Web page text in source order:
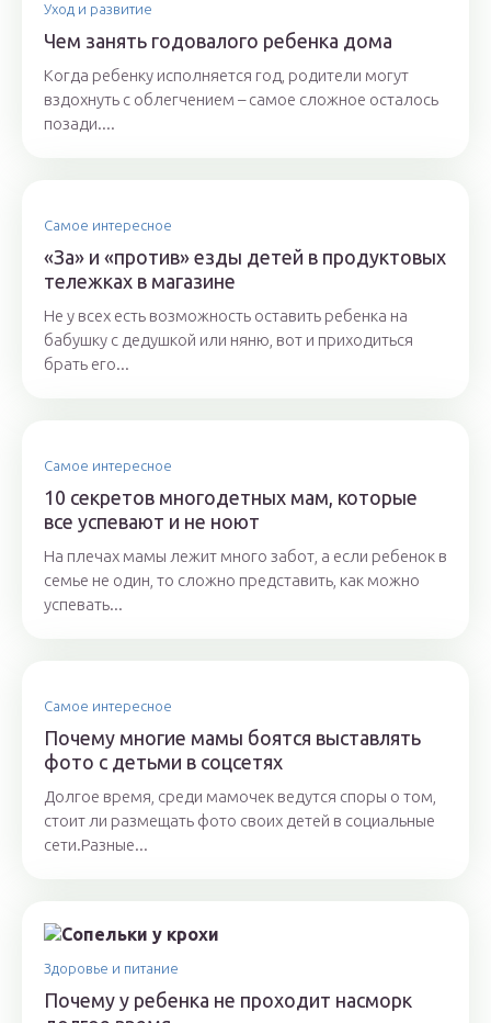
Уход и развитие
Чем занять годовалого ребенка дома
Когда ребенку исполняется год, родители могут
вздохнуть с облегчением – самое сложное осталось
позади....
Самое интересное
«За» и «против» езды детей в продуктовых
тележках в магазине
Не у всех есть возможность оставить ребенка на
бабушку с дедушкой или няню, вот и приходиться
брать его...
Самое интересное
10 секретов многодетных мам, которые
все успевают и не ноют
На плечах мамы лежит много забот, а если ребенок в
семье не один, то сложно представить, как можно
успевать...
Самое интересное
Почему многие мамы боятся выставлять
фото с детьми в соцсетях
Долгое время, среди мамочек ведутся споры о том,
стоит ли размещать фото своих детей в социальные
сети.Разные...
Здоровье и питание
Почему у ребенка не проходит насморк